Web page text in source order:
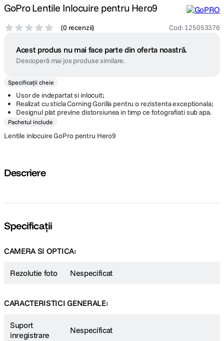
GoPro Lentile Inlocuire pentru Hero9
(0 recenzii) Cod: 125053376
Acest produs nu mai face parte din oferta noastră.
Descoperă mai jos produse similare.
Specificații cheie
Usor de indepartat si inlocuit;
Realizat cu sticla Corning Gorilla pentru o rezistenta exceptionala;
Designul plat previne distorsiunea in timp ce fotografiati sub apa.
Pachetul include
Lentile inlocuire GoPro pentru Hero9
Descriere
Specificații
CAMERA SI OPTICA:
Rezolutie foto Nespecificat
CARACTERISTICI GENERALE:
Suport
inregistrare
Nespecificat